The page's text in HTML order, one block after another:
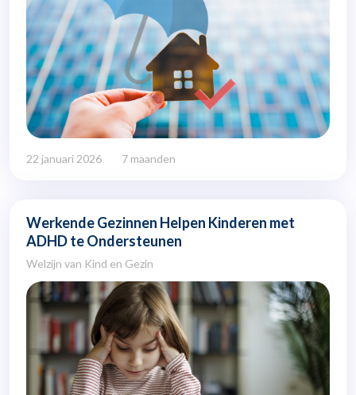
22 januari 2026 7 maanden
Werkende Gezinnen Helpen Kinderen met
ADHD te Ondersteunen
Welzijn van Kind en Gezin